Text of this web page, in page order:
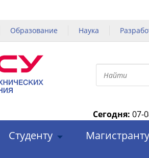
Образование Наука
Сегодня: 07-
Студенту Магистранту